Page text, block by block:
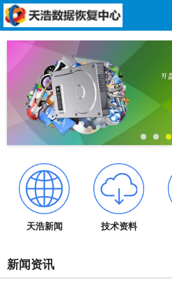
天浩新闻 技术资料
新闻资讯
网站导航
关于我们
数据恢复
服务承诺
技术资料
成功案例